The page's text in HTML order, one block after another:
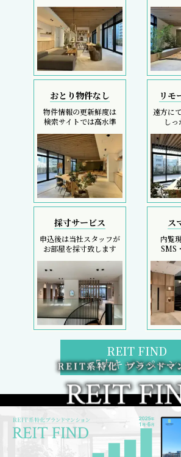
おとり物件なし
物件情報の更新鮮度は
検索サイトでは高水準
リモ
遠方に
しっ
採寸サービス
申込後は当社スタッフが
お部屋を採寸致します
ス
内覧
SMS
REIT FIND
5大キャンペーン